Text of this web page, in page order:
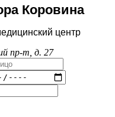
Коровина
центр
пр-т, д. 27